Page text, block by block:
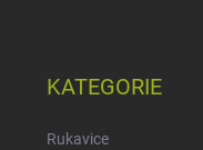
KATEGORIE
Rukavice